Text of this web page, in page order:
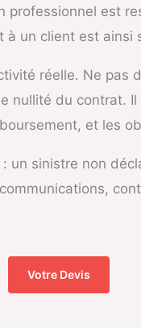
professionnel est
un client est ainsi
réelle. Ne pas
nullité du contrat.
et les
un sinistre non
Votre Devis